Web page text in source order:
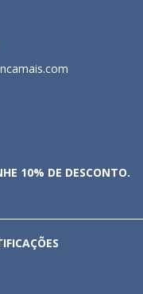
10% DE DESCONTO.